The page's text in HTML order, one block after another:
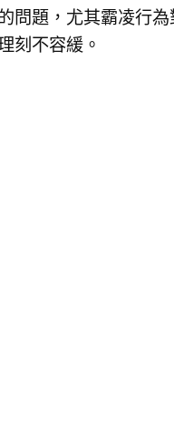
問題，尤其霸凌行
刻不容緩。